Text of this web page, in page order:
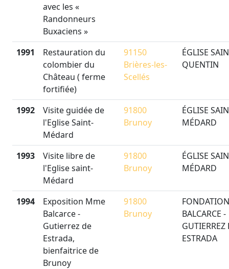
avec les «
Randonneurs
Buxaciens »
1991
Restauration du
colombier du
Château ( ferme
fortifiée)
91150
Brières-les-
Scellés
ÉGLISE
QUENTIN
1992
Visite guidée de
l'Eglise Saint-
Médard
91800
Brunoy
ÉGLISE
MÉDARD
1993
Visite libre de
l'Eglise saint-
Médard
91800
Brunoy
ÉGLISE
MÉDARD
1994
Exposition Mme
Balcarce -
Gutierrez de
Estrada,
bienfaitrice de
Brunoy
91800
Brunoy
FONDATION
BALCARCE -
GUTIERREZ
ESTRADA